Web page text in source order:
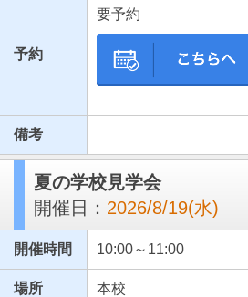
東京都立大泉桜高等学校
ブックマークした学校
ブックマークした学校はありません
予約
要予約
備考
夏の学校見学会
開催日： 2026/8/19(水)
開催時間 10:00～11:00
場所 本校